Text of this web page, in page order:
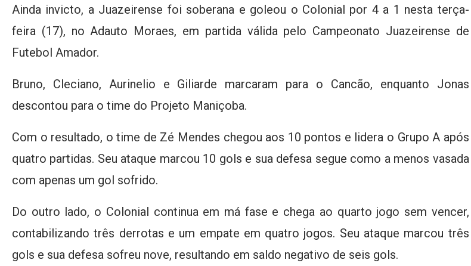
Ainda invicto, a Juazeirense foi soberana e goleou o Colonial por 4 a 1 nesta terça-
feira (17), no Adauto Moraes, em partida válida pelo Campeonato Juazeirense de
Futebol Amador.
Bruno, Cleciano, Aurinelio e Giliarde marcaram para o Cancão, enquanto Jonas
descontou para o time do Projeto Maniçoba.
Com o resultado, o time de Zé Mendes chegou aos 10 pontos e lidera o Grupo A após
quatro partidas. Seu ataque marcou 10 gols e sua defesa segue como a menos vasada
com apenas um gol sofrido.
Do outro lado, o Colonial continua em má fase e chega ao quarto jogo sem vencer,
contabilizando três derrotas e um empate em quatro jogos. Seu ataque marcou três
gols e sua defesa sofreu nove, resultando em saldo negativo de seis gols.